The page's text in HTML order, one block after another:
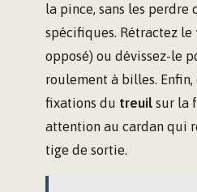
la pince, sans les perdre
spécifiques. Rétractez le
opposé) ou dévissez-le
roulement à billes. Enfin,
fixations du treuil sur la
attention au cardan qui
tige de sortie.